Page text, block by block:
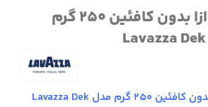
پودر قهوه لاوازا بدون کافئین 250 گرم
پودر قهوه لاوازا بدون کافئین 250 گرم مدل Lavazza Dek